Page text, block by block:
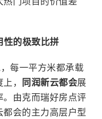
性的极致比拼
每一平方米都承载
，
同润新云都会展
由克而瑞好房点评
会的主力高层户型